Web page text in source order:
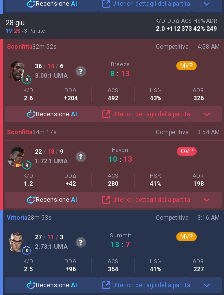
Recensione AI Ulteriori dettagli della partita
28 giu
1V-2S 3 Partite
K/D
2.0
DDΔ
+112
ACS
373
HS%
42%
ADR
249
Competitiva 4:58 AM
Sconfitta32m 52s
36 / 14 / 6
3.00:1 UMA
Breeze
8 : 13
MVP
K/D
2.6
DDΔ
+204
ACS
492
HS%
43%
ADR
326
Recensione AI Ulteriori dettagli della partita
Competitiva 3:54 AM
Sconfitta34m 17s
22 / 18 / 9
1.72:1 UMA
Haven
10 : 13
OVP
K/D
1.2
DDΔ
+42
ACS
280
HS%
41%
ADR
198
Recensione AI Ulteriori dettagli della partita
Competitiva 3:16 AM
Vittoria28m 53s
27 / 11 / 3
2.73:1 UMA
Summit
13 : 7
MVP
K/D
2.5
DDΔ
+96
ACS
354
HS%
41%
ADR
227
Recensione AI Ulteriori dettagli della partita